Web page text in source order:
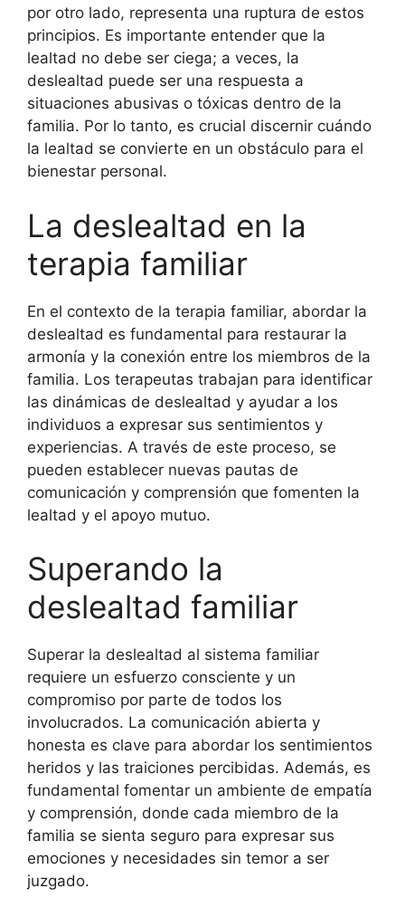
por otro lado, representa una ruptura de estos
principios. Es importante entender que la
lealtad no debe ser ciega; a veces, la
deslealtad puede ser una respuesta a
situaciones abusivas o tóxicas dentro de la
familia. Por lo tanto, es crucial discernir cuándo
la lealtad se convierte en un obstáculo para el
bienestar personal.
La deslealtad en la
terapia familiar
En el contexto de la terapia familiar, abordar la
deslealtad es fundamental para restaurar la
armonía y la conexión entre los miembros de la
familia. Los terapeutas trabajan para identificar
las dinámicas de deslealtad y ayudar a los
individuos a expresar sus sentimientos y
experiencias. A través de este proceso, se
pueden establecer nuevas pautas de
comunicación y comprensión que fomenten la
lealtad y el apoyo mutuo.
Superando la
deslealtad familiar
Superar la deslealtad al sistema familiar
requiere un esfuerzo consciente y un
compromiso por parte de todos los
involucrados. La comunicación abierta y
honesta es clave para abordar los sentimientos
heridos y las traiciones percibidas. Además, es
fundamental fomentar un ambiente de empatía
y comprensión, donde cada miembro de la
familia se sienta seguro para expresar sus
emociones y necesidades sin temor a ser
juzgado.